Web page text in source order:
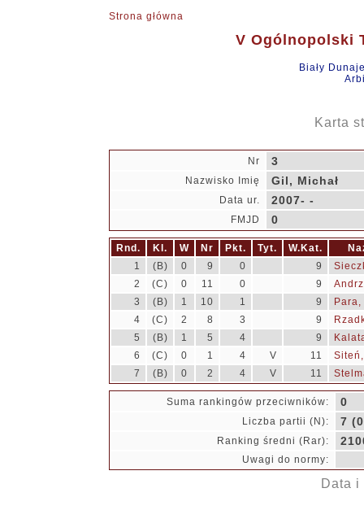
Strona główna
V Ogólnopolski
Biały
Karta
Nr 3
Nazwisko Imię Gil, Michał
Data ur. 2007- -
FMJD 0
Rnd. Kl. W Nr Pkt. Tyt. W.Kat.
1
(B) 0 9 0 9
2
(C) 0 11 0 9
3
(B) 1 10 1 9
Para,
4
(C) 2 8 3 9
5
(B) 1 5 4 9
6
(C) 0 1 4 V 11
7
(B) 0 2 4 V 11
Suma rankingów przeciwników: 0
Liczba partii (N): 7
Ranking średni (Rar):
Uwagi do normy:
Data